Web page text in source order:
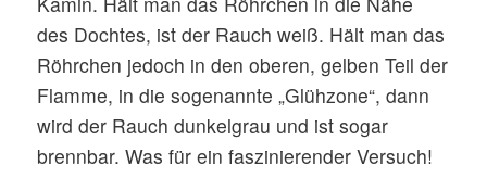
des Dochtes, ist der Rauch weiß. Hält man das
Röhrchen jedoch in den oberen, gelben Teil der
Flamme, in die sogenannte „Glühzone“, dann
wird der Rauch dunkelgrau und ist sogar
brennbar. Was für ein faszinierender Versuch!